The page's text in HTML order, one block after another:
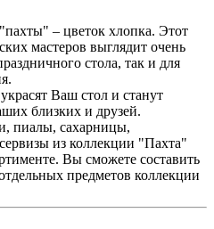
– цветок хлопка. Этот
мастеров выглядит очень
стола, так и для
Ваш стол и станут
близких и друзей.
пиалы, сахарницы,
из коллекции "Пахта"
Вы сможете составить
предметов коллекции